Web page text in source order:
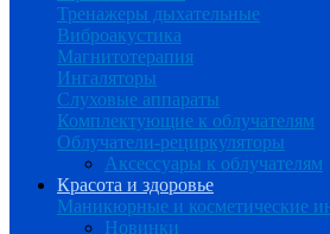
Тренажеры дыхательные
Виброакустика
Магнитотерапия
Ингаляторы
Слуховые аппараты
Комплектующие к облучателям
Облучатели-рециркуляторы
Аксессуары к облучателям
Красота и здоровье
Маникюрные и косметические
Новинки